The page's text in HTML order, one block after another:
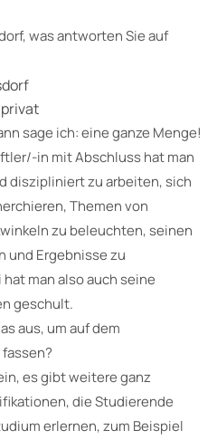
was antworten Sie auf
sage ich: eine ganze Menge!
in mit Abschluss hat man
diszipliniert zu arbeiten, sich
Themen von
zu beleuchten, seinen
und Ergebnisse zu
man also auch seine
geschult.
aus, um auf dem
es gibt weitere ganz
die Studierende
erlernen, zum Beispiel